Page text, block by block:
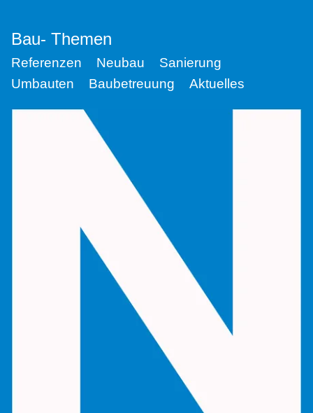
Bau- Themen
Referenzen Neubau
Sanierung
Umbauten
Baubetreuung Aktuelles